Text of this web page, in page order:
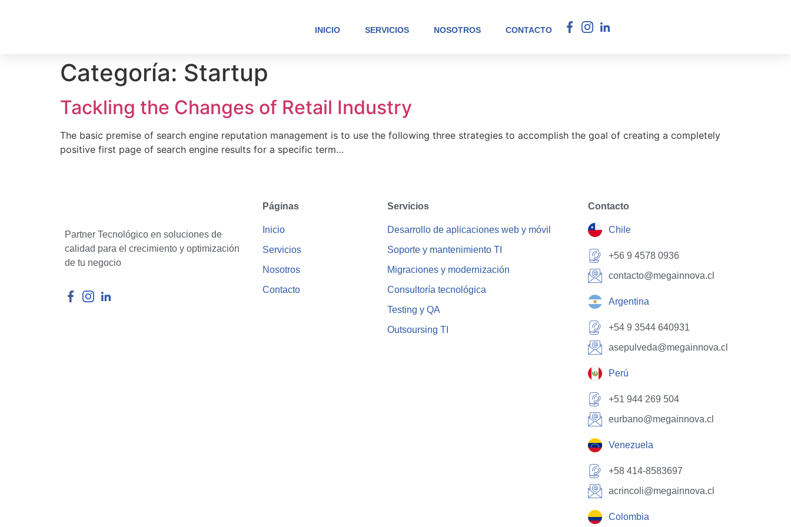
INICIO SERVICIOS NOSOTROS CONTACTO
Categoría: Startup
Tackling the Changes of Retail Industry
The basic premise of search engine reputation management is to use the following three strategies to accomplish the goal of creating a completely
positive first page of search engine results for a specific term…
Partner Tecnológico en soluciones de
calidad para el crecimiento y optimización
de tu negocio
Páginas
Inicio
Servicios
Nosotros
Contacto
Servicios
Desarrollo de aplicaciones web y móvil
Soporte y mantenimiento TI
Migraciones y modernización
Consultoría tecnológica
Testing y QA
Outsoursing TI
Contacto
Chile
+56 9 4578 0936
contacto@megainnova.cl
Argentina
+54 9 3544 640931
asepulveda@megainnova.cl
Perú
+51 944 269 504
eurbano@megainnova.cl
Venezuela
+58 414-8583697
acrincoli@megainnova.cl
Colombia